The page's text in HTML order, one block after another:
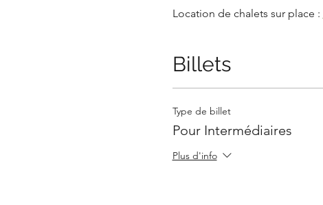
Location de chalets sur place :
Billets
Type de billet
Pour Intermédiaires
Plus d'info